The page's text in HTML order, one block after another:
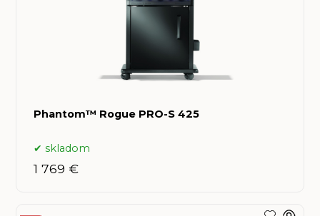
Phantom™ Rogue PRO-S 425
skladom
1 769 €